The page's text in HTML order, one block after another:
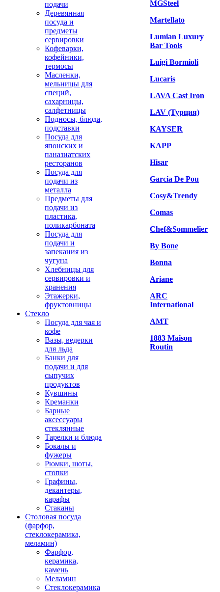
подачи
Деревянная
посуда и
предметы
сервировки
Кофеварки,
кофейники,
термосы
Масленки,
мельницы для
специй,
сахарницы,
салфетницы
Подносы, блюда,
подставки
Посуда для
японских и
паназиатских
ресторанов
Посуда для
подачи из
металла
Предметы для
подачи из
пластика,
поликарбоната
Посуда для
подачи и
запекания из
чугуна
Хлебницы для
сервировки и
хранения
Этажерки,
фруктовницы
Стекло
Посуда для чая и
кофе
Вазы, ведерки
для льда
Банки для
подачи и для
сыпучих
продуктов
Кувшины
Креманки
Барные
аксессуары
стеклянные
Тарелки и блюда
Бокалы и
фужеры
Рюмки, шоты,
стопки
Графины,
декантеры,
карафы
Стаканы
Столовая посуда
(фарфор,
стеклокерамика,
меламин)
Фарфор,
керамика,
камень
Меламин
Стеклокерамика
MGSteel
Martellato
Lumian Luxury
Bar Tools
Luigi Bormioli
Lucaris
LAVA Cast Iron
LAV (Турция)
KAYSER
KAPP
Hisar
Garcia De Pou
Cosy&Trendy
Comas
Chef&Sommelier
By Bone
Bonna
Ariane
ARC
International
AMT
1883 Maison
Routin